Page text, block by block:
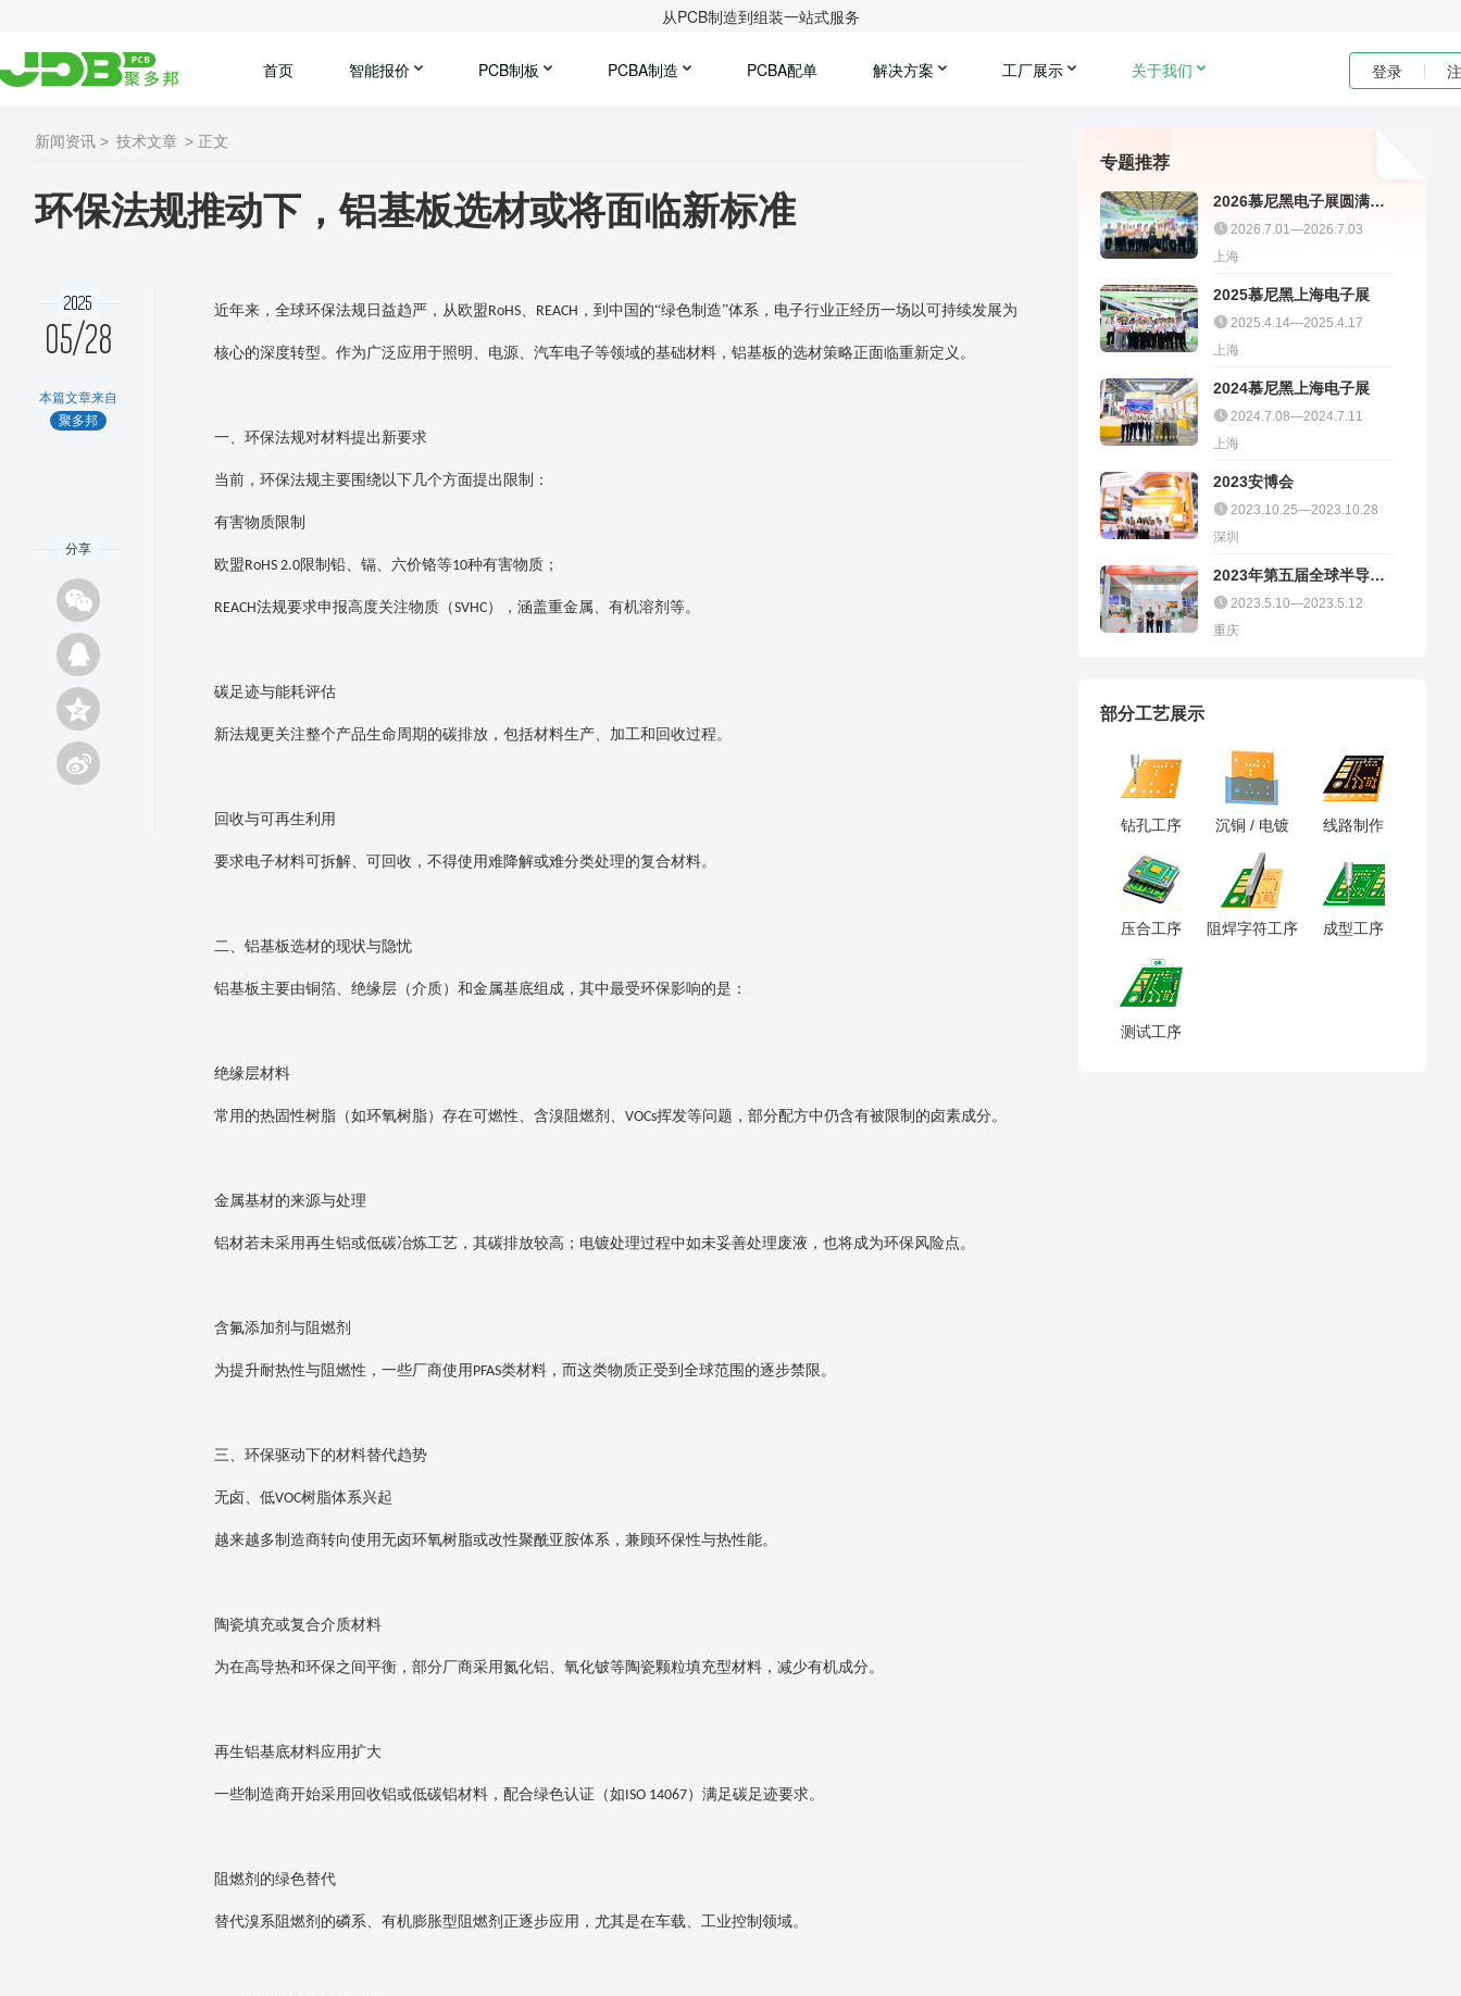
从PCB制造到组装一站式服务
首页 智能报价 PCB制板 PCBA制造 PCBA配单 解决方案 工厂展示 关于我们 登录
新闻资讯 > 技术文章 > 正文
环保法规推动下，铝基板选材或将面临新标准
2025
05/28
本篇文章来自
聚多邦
分享
近年来，全球环保法规日益趋严，从欧盟RoHS、 REACH ，到中国的“绿色制造”体系，电子行业正经历一场以可持续发展为
核心的深度转型。作为广泛应用于照明、电源、汽车电子等领域的基础材料，铝基板的选材策略正面临重新定义。
一、环保法规对材料提出新要求
当前，环保法规主要围绕以下几个方面提出限制：
有害物质限制
欧盟RoHS 2.0限制铅、镉、六价铬等10种有害物质；
REACH法规要求申报高度关注物质（SVHC），涵盖重金属、有机溶剂等。
碳足迹与能耗评估
新法规更关注整个产品生命周期的碳排放，包括材料生产、加工和回收过程。
回收与可再生利用
要求电子材料可拆解、可回收，不得使用难降解或难分类处理的复合材料。
二、铝基板选材的现状与隐忧
铝基板主要由铜箔、绝缘层（介质）和金属基底组成，其中最受环保影响的是：
绝缘层材料
常用的热固性树脂（如环氧树脂）存在可燃性、含溴阻燃剂、 VOCs挥发等问题，部分配方中仍含有被限制的卤素成分。
金属基材的来源与处理
铝材若未采用再生铝或低碳冶炼工艺，其碳排放较高；电镀处理过程中如未妥善处理废液，也将成为环保风险点。
含氟添加剂与阻燃剂
为提升耐热性与阻燃性，一些厂商使用 PFAS类材料，而这类物质正受到全球范围的逐步禁限。
三、环保驱动下的材料替代趋势
无卤、低VOC树脂体系兴起
越来越多制造商转向使用无卤环氧树脂或改性聚酰亚胺体系，兼顾环保性与热性能。
陶瓷填充或复合介质材料
为在高导热和环保之间平衡，部分厂商采用氮化铝、氧化铍等陶瓷颗粒填充型材料，减少有机成分。
再生铝基底材料应用扩大
一些制造商开始采用回收铝或低碳铝材料，配合绿色认证（如ISO 14067）满足碳足迹要求。
阻燃剂的绿色替代
替代溴系阻燃剂的磷系、有机膨胀型阻燃剂正逐步应用，尤其是在车载、工业控制领域。
专题推荐
2026慕尼黑电子展圆满收
官｜聚多邦精彩不停
2026.7.01—2026.7.03
上海
2025慕尼黑上海电子展
2025.4.14—2025.4.17
上海
2024慕尼黑上海电子展
2024.7.08—2024.7.11
上海
2023安博会
2023.10.25—2023.10.28
深圳
2023年第五届全球半导体
产业（重庆）博览会
2023.5.10—2023.5.12
重庆
部分工艺展示
钻孔工序 沉铜 / 电镀 线路制作
压合工序 阻焊字符工序 成型工序
测试工序